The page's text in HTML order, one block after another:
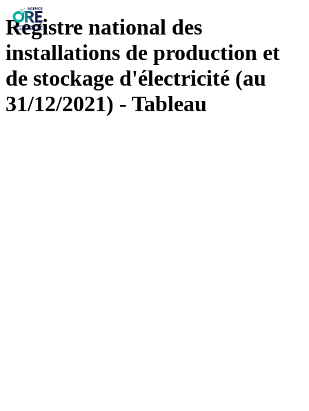
Registre national des
installations de production et
de stockage d'électricité (au
31/12/2021) - Tableau